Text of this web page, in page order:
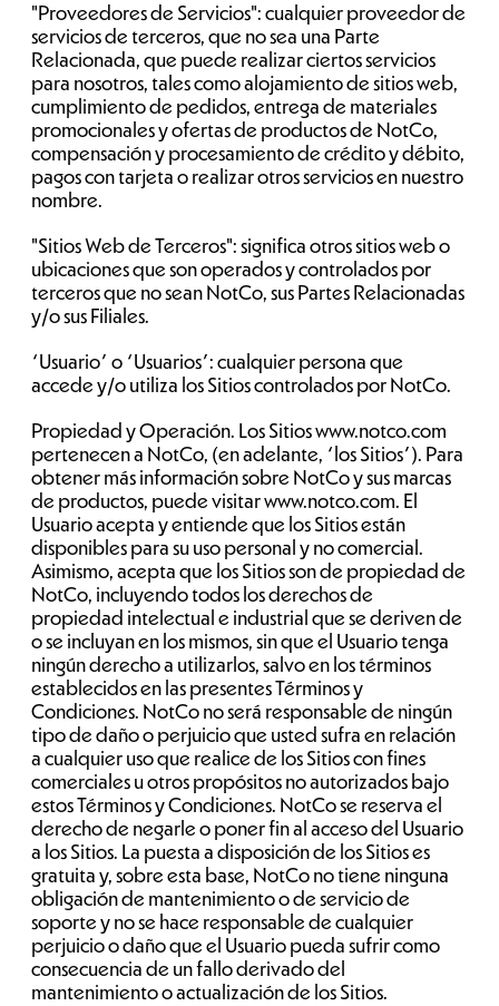
"Proveedores de Servicios": cualquier proveedor de
servicios de terceros, que no sea una Parte
Relacionada, que puede realizar ciertos servicios
para nosotros, tales como alojamiento de sitios web,
cumplimiento de pedidos, entrega de materiales
promocionales y ofertas de productos de NotCo,
compensación y procesamiento de crédito y débito,
pagos con tarjeta o realizar otros servicios en nuestro
nombre.
"Sitios Web de Terceros": significa otros sitios web o
ubicaciones que son operados y controlados por
terceros que no sean NotCo, sus Partes Relacionadas
y/o sus Filiales.
“Usuario” o “Usuarios”: cualquier persona que
accede y/o utiliza los Sitios controlados por NotCo.
Propiedad y Operación. Los Sitios www.notco.com
pertenecen a NotCo, (en adelante, “los Sitios”). Para
obtener más información sobre NotCo y sus marcas
de productos, puede visitar www.notco.com. El
Usuario acepta y entiende que los Sitios están
disponibles para su uso personal y no comercial.
Asimismo, acepta que los Sitios son de propiedad de
NotCo, incluyendo todos los derechos de
propiedad intelectual e industrial que se deriven de
o se incluyan en los mismos, sin que el Usuario tenga
ningún derecho a utilizarlos, salvo en los términos
establecidos en las presentes Términos y
Condiciones. NotCo no será responsable de ningún
tipo de daño o perjuicio que usted sufra en relación
a cualquier uso que realice de los Sitios con fines
comerciales u otros propósitos no autorizados bajo
estos Términos y Condiciones. NotCo se reserva el
derecho de negarle o poner fin al acceso del Usuario
a los Sitios. La puesta a disposición de los Sitios es
gratuita y, sobre esta base, NotCo no tiene ninguna
obligación de mantenimiento o de servicio de
soporte y no se hace responsable de cualquier
perjuicio o daño que el Usuario pueda sufrir como
consecuencia de un fallo derivado del
mantenimiento o actualización de los Sitios.